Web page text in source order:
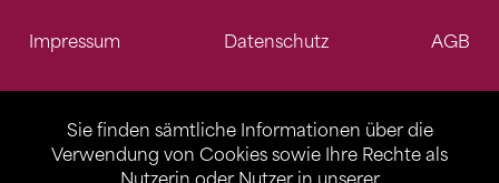
Sie finden sämtliche Informationen über die
Verwendung von Cookies sowie Ihre Rechte als
Impressum Datenschutz AGB